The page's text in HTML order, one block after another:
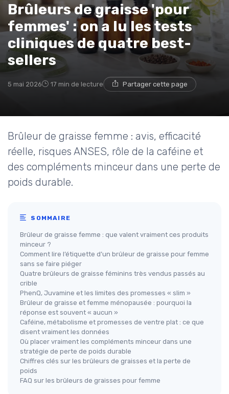
Brûleurs de graisse 'pour
femmes' : on a lu les tests
cliniques de quatre best-
sellers
5 mai 2026 17 min de lecture Partager cette page
Brûleur de graisse femme : avis, efficacité
réelle, risques ANSES, rôle de la caféine et
des compléments minceur dans une perte de
poids durable.
SOMMAIRE
Brûleur de graisse femme : que valent vraiment ces produits
minceur ?
Comment lire l’étiquette d’un brûleur de graisse pour femme
sans se faire piéger
Quatre brûleurs de graisse féminins très vendus passés au
crible
PhenQ, Juvamine et les limites des promesses « slim »
Brûleur de graisse et femme ménopausée : pourquoi la
réponse est souvent « aucun »
Caféine, métabolisme et promesses de ventre plat : ce que
disent vraiment les données
Où placer vraiment les compléments minceur dans une
stratégie de perte de poids durable
Chiffres clés sur les brûleurs de graisses et la perte de
poids
FAQ sur les brûleurs de graisses pour femme